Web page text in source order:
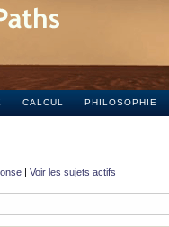
CALCUL PHILOSOPHIE
| Voir les sujets actifs